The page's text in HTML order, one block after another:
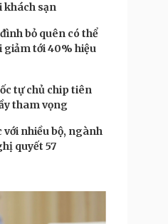
khách sạn
bỏ quên có thể
giảm tới 40% hiệu
tự chủ chip tiên
tham vọng
với nhiều bộ, ngành
quyết 57